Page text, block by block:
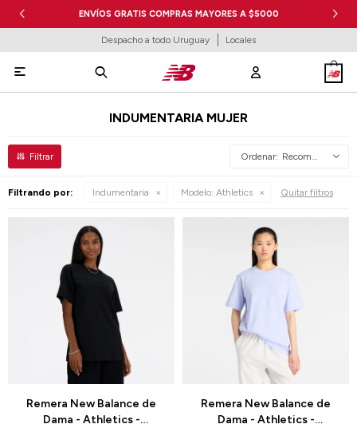
ENVÍOS GRATIS COMPRAS MAYORES A $5000
Despacho a todo Uruguay Locales

INDUMENTARIA MUJER
Recomendados
Filtrando por: Indumentaria Modelo: Athletics Quitar filtros
Remera New Balance de
Dama - Athletics -
Remera New Balance de
Dama - Athletics -